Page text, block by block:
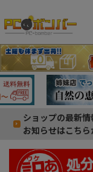
ショップの最新
お知らせはこちら